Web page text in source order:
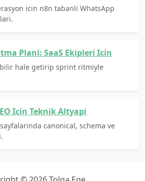
icin n8n tabanli WhatsApp
Plani: SaaS Ekipleri Icin
hale getirip sprint ritmiyle
Icin Teknik Altyapi
canonical, schema ve